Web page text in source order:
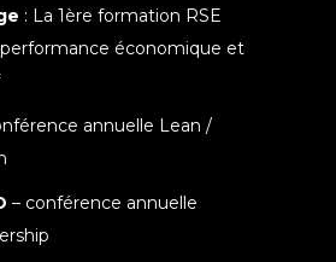
: La 1ère formation RSE
économique et
annuelle Lean /
– conférence annuelle